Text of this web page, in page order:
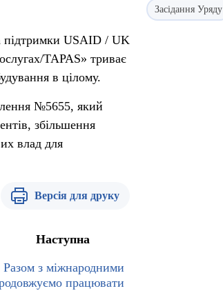
підтримки USAID / UK
TAPAS» триває
в цілому.
№5655, який
збільшення
влад для
Версія для друку
Наступна
з міжнародними
працювати
Засідання Уряду